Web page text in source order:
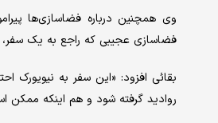
وی همچنین درباره فضاسازی‌ها
فضاسازی عجیبی که راجع به یک
بقائی افزود: «این سفر به
روادید گرفته شود و هم اینکه ممکن